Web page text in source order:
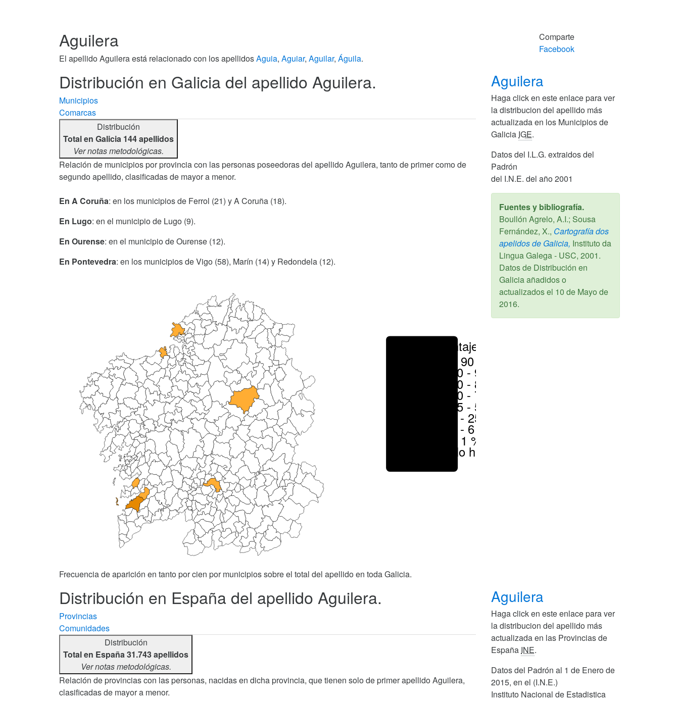
Aguilera
El apellido Aguilera está relacionado con los apellidosAguia, Aguiar, Aguilar, Águila.
Comparte
Facebook
Distribución en Galicia del apellido Aguilera.
Municipios
Comarcas
Distribución
Total en Galicia 144 apellidos
Ver notas metodológicas.
Relación de municipios por provincia con las personas poseedoras del apellido Aguilera, tanto de primer como de
segundo apellido, clasificadas de mayor a menor.
En A Coruña: en los municipios de Ferrol (21) y A Coruña (18).
En Lugo: en el municipio de Lugo (9).
En Ourense: en el municipio de Ourense (12).
En Pontevedra: en los municipios de Vigo (58), Marín (14) y Redondela (12).
Porcentajes
> 90 %
80 - 90 %
70 - 80 %
50 - 70 %
25 - 50 %
6 - 25 %
1 - 6 %
< 1 %
No hay
Frecuencia de aparición en tanto por cien por municipios sobre el total del apellido en toda Galicia.
Aguilera
Haga click en este enlace para ver
la distribucion del apellido más
actualizada en los Municipios de
Galicia IGE.
Datos del I.L.G. extraidos del
Padrón
del I.N.E. del año 2001
Fuentes y bibliografía.
Boullón Agrelo, A.I.; Sousa
Fernández, X., Cartografía dos
apelidos de Galicia, Instituto da
Lingua Galega - USC, 2001.
Datos de Distribución en
Galicia añadidos o
actualizados el 10 de Mayo de
2016.
Distribución en España del apellido Aguilera.
Provincias
Comunidades
Distribución
Total en España 31.743 apellidos
Ver notas metodológicas.
Relación de provincias con las personas, nacidas en dicha provincia, que tienen solo de primer apellido Aguilera,
clasificadas de mayor a menor.
Aguilera
Haga click en este enlace para ver
la distribucion del apellido más
actualizada en las Provincias de
España INE.
Datos del Padrón al 1 de Enero de
2015, en el (I.N.E.)
Instituto Nacional de Estadistica